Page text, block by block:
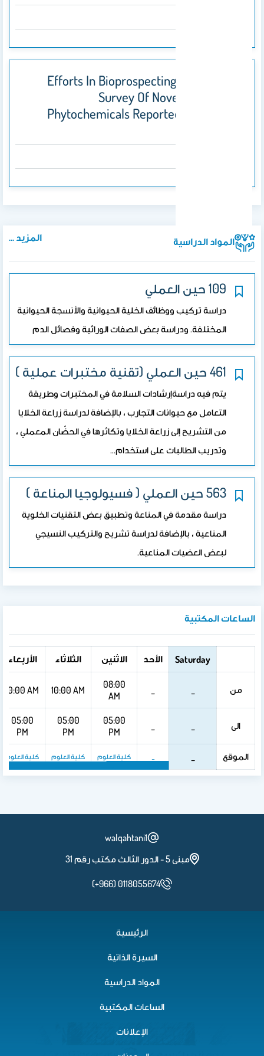
Efforts In Bioprospecting Research: A
Survey Of Novel Anticancer
Phytochemicals Reported In The Last
المواد الدراسية المزيد ...
109 حين العملي
دراسة تركيب ووظائف الخلية الحيوانية والأنسجة الحيوانية
المختلفة. ودراسة بعض الصفات الوراثية وفصائل الدم
461 حين العملي (تقنية مختبرات عملية )
يتم فيه دراسةإرشادات السلامة في المختبرات وطريقة
التعامل مع حيوانات التجارب ، بالإضافة لدراسة زراعة الخلايا
من التشريح إلى زراعة الخلايا وتكاثرها في الحضّان المعملي ،
وتدريب الطالبات على استخدام…
563 حين العملي ( فسيولوجيا المناعة )
دراسة مقدمة في المناعة وتطبيق بعض التقنيات الخلوية
المناعية ، بالإضافة لدراسة تشريح والتركيب النسيجي
لبعض العضيات المناعية.
الساعات المكتبية
Saturday الأحد الاثنين الثلاثاء الأربعاء
من
08:00
AM
10:00 AM
10:00 AM
الى
05:00
PM
05:00
PM
05:00
PM
الموقع
كلية العلوم
كلية العلوم
كلية العلوم
كلية العلوم
كلية العلوم
كلية العلوم
كلية
walqahtani1
مبنى 5 - الدور الثالث مكتب رقم 31
(+966) 0118055674
الرئيسية
السيرة الذاتية
المواد الدراسية
الساعات المكتبية
الإعلانات